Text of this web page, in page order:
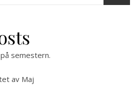
semestern.
av Maj